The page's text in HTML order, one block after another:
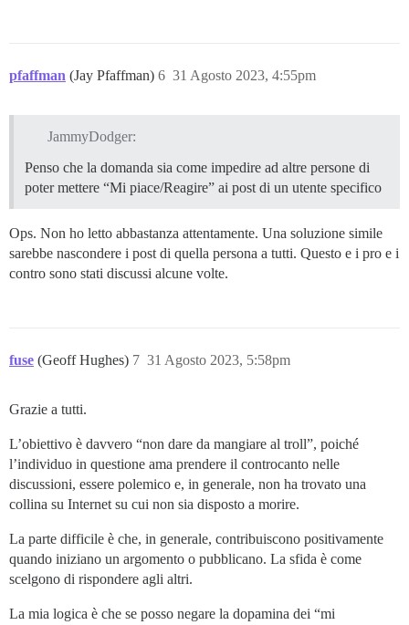
pfaffman (Jay Pfaffman) 31 Agosto 2023, 4:55pm
6
JammyDodger:
Penso che la domanda sia come impedire ad altre persone di
poter mettere “Mi piace/Reagire” ai post di un utente specifico
Ops. Non ho letto abbastanza attentamente. Una soluzione simile
sarebbe nascondere i post di quella persona a tutti. Questo e i pro e i
contro sono stati discussi alcune volte.
fuse (Geoff Hughes) 31 Agosto 2023, 5:58pm
7
Grazie a tutti.
L’obiettivo è davvero “non dare da mangiare al troll”, poiché
l’individuo in questione ama prendere il controcanto nelle
discussioni, essere polemico e, in generale, non ha trovato una
collina su Internet su cui non sia disposto a morire.
La parte difficile è che, in generale, contribuiscono positivamente
quando iniziano un argomento o pubblicano. La sfida è come
scelgono di rispondere agli altri.
La mia logica è che se posso negare la dopamina dei “mi